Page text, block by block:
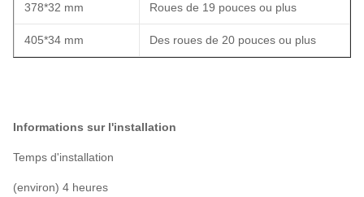
378*32 mm Roues de 19 pouces ou plus
405*34 mm Des roues de 20 pouces ou plus
Informations sur l'installation
Temps d'installation
(environ) 4 heures